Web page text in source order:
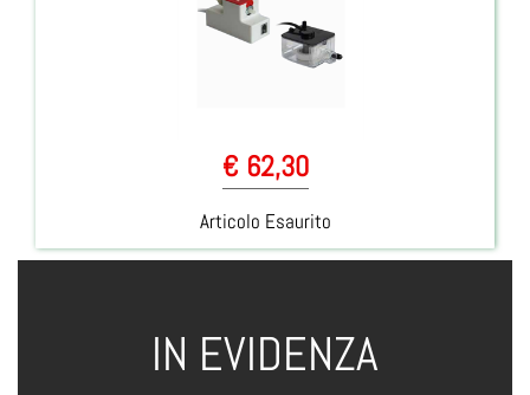
€ 62,30
Articolo Esaurito
IN EVIDENZA